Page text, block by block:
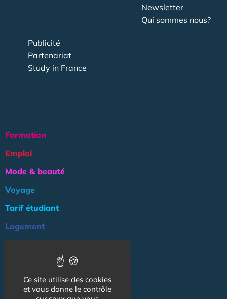
Newsletter
Qui sommes nous?
Publicité
Partenariat
Study in France
Formation
Emploi
Mode & beauté
Voyage
Tarif étudiant
Logement
Association
Ce site utilise des cookies
et vous donne le contrôle